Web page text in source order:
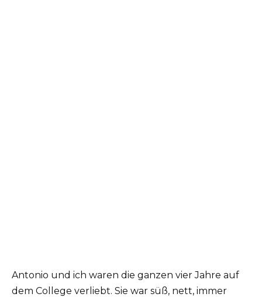
Antonio und ich waren die ganzen vier Jahre auf
dem College verliebt. Sie war süß, nett, immer